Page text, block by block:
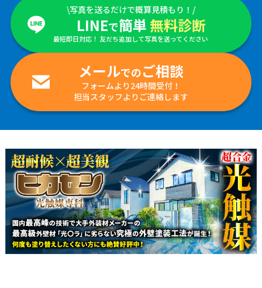
\写真を送るだけで概算見積もり！/
LINEで簡単 無料診断
最短即日対応！ 友だち追加して写真を送ってください
メールでのご相談
フォームより24時間受付！
担当スタッフよりご連絡します